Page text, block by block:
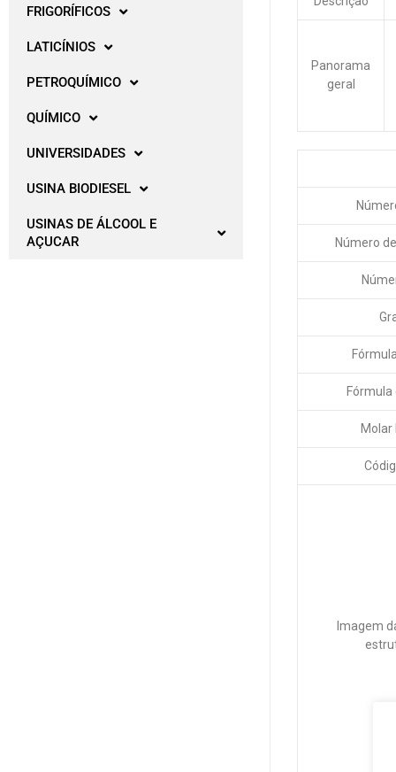
FRIGORÍFICOS
LATICÍNIOS
PETROQUÍMICO
QUÍMICO
UNIVERSIDADES
USINA BIODIESEL
USINAS DE ÁLCOOL E
AÇUCAR
Panorama
geral
Número
Molar
Imagem